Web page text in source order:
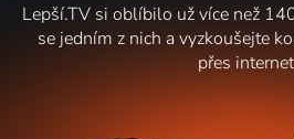
Lepší.TV si oblíbilo už více než
se jedním z nich a vyzkoušejte
přes